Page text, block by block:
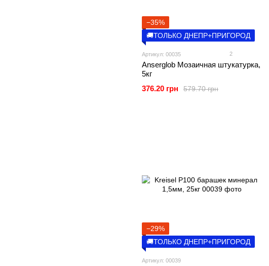
−35%
🚚ТОЛЬКО ДНЕПР+ПРИГОРОД
Артикул: 00035 2
Anserglob Мозаичная штукатурка,
5кг
579.70 грн
376.20 грн
−29%
🚚ТОЛЬКО ДНЕПР+ПРИГОРОД
Артикул: 00039